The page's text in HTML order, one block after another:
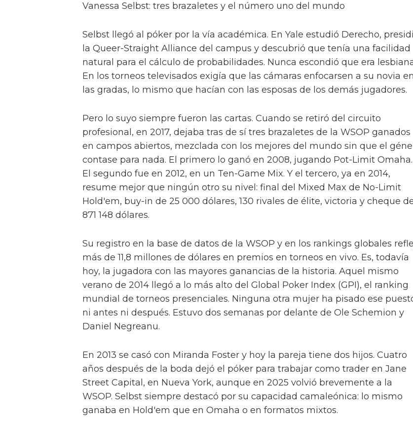
Vanessa Selbst: tres brazaletes y el número uno del mundo
Selbst llegó al póker por la vía académica. En Yale estudió Derecho,
la Queer-Straight Alliance del campus y descubrió que tenía una facilidad
natural para el cálculo de probabilidades. Nunca escondió que era
En los torneos televisados exigía que las cámaras enfocarsen a su novia en
las gradas, lo mismo que hacían con las esposas de los demás jugadores.
Pero lo suyo siempre fueron las cartas. Cuando se retiró del circuito
profesional, en 2017, dejaba tras de sí tres brazaletes de la WSOP ganados
en campos abiertos, mezclada con los mejores del mundo sin que el
contase para nada. El primero lo ganó en 2008, jugando Pot-Limit Omaha.
El segundo fue en 2012, en un Ten-Game Mix. Y el tercero, ya en 2014,
resume mejor que ningún otro su nivel: final del Mixed Max de No-Limit
Hold'em, buy-in de 25 000 dólares, 130 rivales de élite, victoria y cheque
871 148 dólares.
Su registro en la base de datos de la WSOP y en los rankings globales
más de 11,8 millones de dólares en premios en torneos en vivo. Es, todavía
hoy, la jugadora con las mayores ganancias de la historia. Aquel mismo
verano de 2014 llegó a lo más alto del Global Poker Index (GPI), el ranking
mundial de torneos presenciales. Ninguna otra mujer ha pisado ese
ni antes ni después. Estuvo dos semanas por delante de Ole Schemion y
Daniel Negreanu.
En 2013 se casó con Miranda Foster y hoy la pareja tiene dos hijos. Cuatro
años después de la boda dejó el póker para trabajar como trader en Jane
Street Capital, en Nueva York, aunque en 2025 volvió brevemente a la
WSOP. Selbst siempre destacó por su capacidad camaleónica: lo mismo
ganaba en Hold'em que en Omaha o en formatos mixtos.